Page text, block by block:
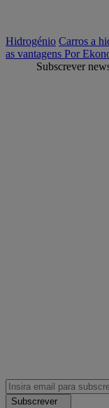
Hidrogénio Carros a
as vantagens Por
Subscrever
Subscrever